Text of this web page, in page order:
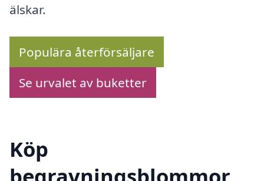
älskar.
Populära återförsäljare
Se urvalet av buketter
Köp